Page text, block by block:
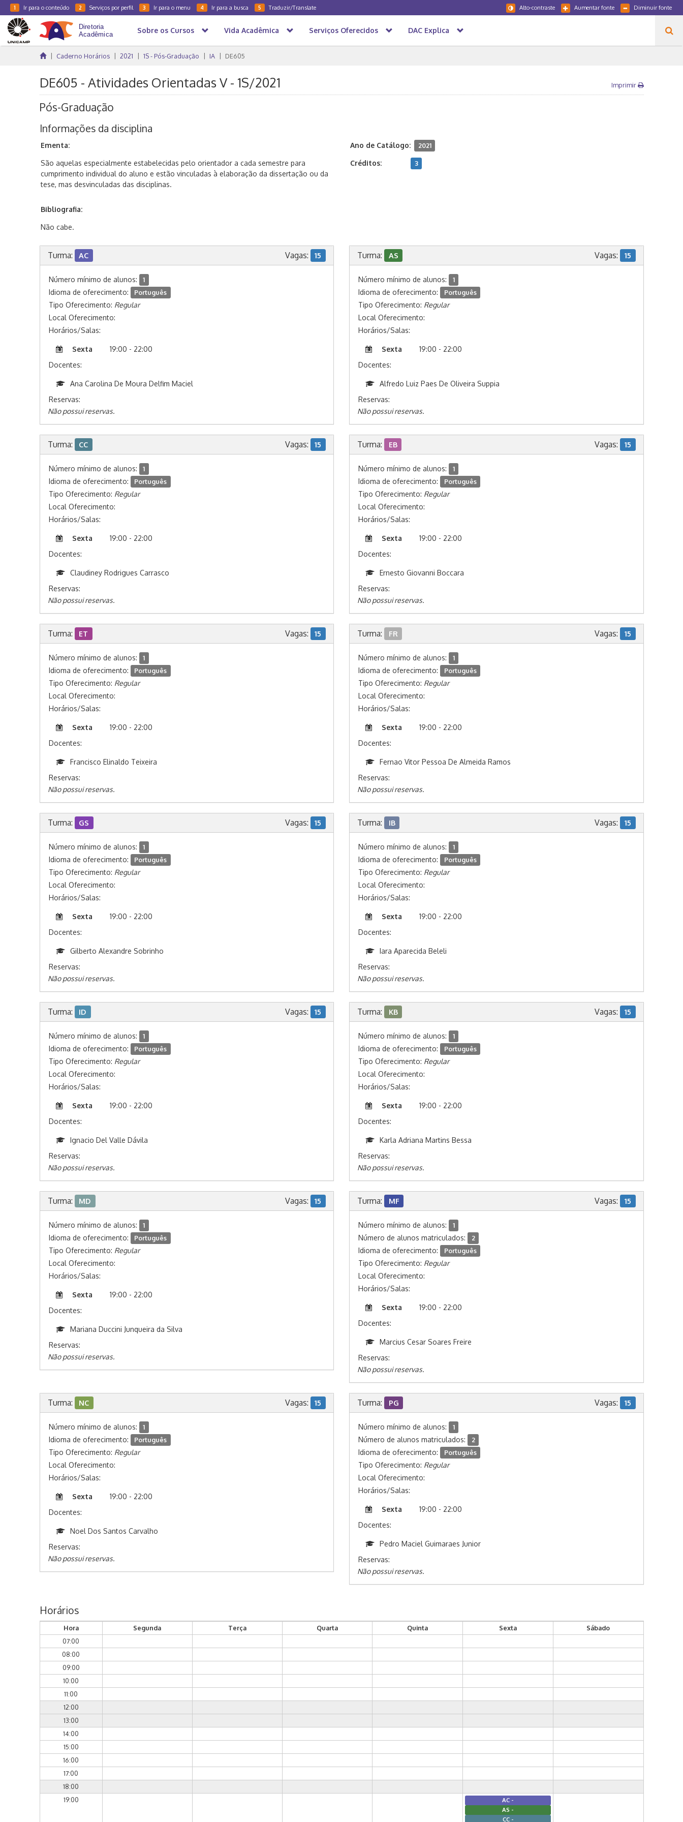
1 Ir para o conteúdo 2 Serviços por perfil 3 Ir para o menu 4 Ir para a busca 5 Traduzir/Translate Diminuir fonte
Aumentar fonte
Alto-contraste
Sobre os Cursos Vida Acadêmica Serviços Oferecidos DAC Explica
Caderno Horários 2021 1S - Pós-Graduação IA DE605
DE605 - Atividades Orientadas V - 1S/2021 Imprimir
Pós-Graduação
Informações da disciplina
Ementa:
São aquelas especialmente estabelecidas pelo orientador a cada semestre para
cumprimento individual do aluno e estão vinculadas à elaboração da dissertação ou da
tese, mas desvinculadas das disciplinas.
Bibliografia:
Não cabe.
Ano de Catálogo: 2021
Créditos: 3
Turma: AC Vagas: 15
Número mínimo de alunos: 1
Idioma de oferecimento: Português
Tipo Oferecimento: Regular
Local Oferecimento:
Horários/Salas:
Sexta
19:00 - 22:00
Docentes:
Ana Carolina De Moura Delfim Maciel
Reservas:
Não possui reservas.
Turma: AS Vagas: 15
Número mínimo de alunos: 1
Idioma de oferecimento: Português
Tipo Oferecimento: Regular
Local Oferecimento:
Horários/Salas:
Sexta
19:00 - 22:00
Docentes:
Alfredo Luiz Paes De Oliveira Suppia
Reservas:
Não possui reservas.
Turma: CC Vagas: 15
Número mínimo de alunos: 1
Idioma de oferecimento: Português
Tipo Oferecimento: Regular
Local Oferecimento:
Horários/Salas:
Sexta
19:00 - 22:00
Docentes:
Claudiney Rodrigues Carrasco
Reservas:
Não possui reservas.
Turma: EB Vagas: 15
Número mínimo de alunos: 1
Idioma de oferecimento: Português
Tipo Oferecimento: Regular
Local Oferecimento:
Horários/Salas:
Sexta
19:00 - 22:00
Docentes:
Ernesto Giovanni Boccara
Reservas:
Não possui reservas.
Turma: ET Vagas: 15
Número mínimo de alunos: 1
Idioma de oferecimento: Português
Tipo Oferecimento: Regular
Local Oferecimento:
Horários/Salas:
Sexta
19:00 - 22:00
Docentes:
Francisco Elinaldo Teixeira
Reservas:
Não possui reservas.
Turma: FR Vagas: 15
Número mínimo de alunos: 1
Idioma de oferecimento: Português
Tipo Oferecimento: Regular
Local Oferecimento:
Horários/Salas:
Sexta
19:00 - 22:00
Docentes:
Fernao Vitor Pessoa De Almeida Ramos
Reservas:
Não possui reservas.
Turma: GS Vagas: 15
Número mínimo de alunos: 1
Idioma de oferecimento: Português
Tipo Oferecimento: Regular
Local Oferecimento:
Horários/Salas:
Sexta
19:00 - 22:00
Docentes:
Gilberto Alexandre Sobrinho
Reservas:
Não possui reservas.
Turma: IB Vagas: 15
Número mínimo de alunos: 1
Idioma de oferecimento: Português
Tipo Oferecimento: Regular
Local Oferecimento:
Horários/Salas:
Sexta
19:00 - 22:00
Docentes:
Iara Aparecida Beleli
Reservas:
Não possui reservas.
Turma: ID Vagas: 15
Número mínimo de alunos: 1
Idioma de oferecimento: Português
Tipo Oferecimento: Regular
Local Oferecimento:
Horários/Salas:
Sexta
19:00 - 22:00
Docentes:
Ignacio Del Valle Dávila
Reservas:
Não possui reservas.
Turma: KB Vagas: 15
Número mínimo de alunos: 1
Idioma de oferecimento: Português
Tipo Oferecimento: Regular
Local Oferecimento:
Horários/Salas:
Sexta
19:00 - 22:00
Docentes:
Karla Adriana Martins Bessa
Reservas:
Não possui reservas.
Turma: MD Vagas: 15
Número mínimo de alunos: 1
Idioma de oferecimento: Português
Tipo Oferecimento: Regular
Local Oferecimento:
Horários/Salas:
Sexta
19:00 - 22:00
Docentes:
Mariana Duccini Junqueira da Silva
Reservas:
Não possui reservas.
Turma: MF Vagas: 15
Número mínimo de alunos: 1
Número de alunos matriculados: 2
Idioma de oferecimento: Português
Tipo Oferecimento: Regular
Local Oferecimento:
Horários/Salas:
Sexta
19:00 - 22:00
Docentes:
Marcius Cesar Soares Freire
Reservas:
Não possui reservas.
Turma: NC Vagas: 15
Número mínimo de alunos: 1
Idioma de oferecimento: Português
Tipo Oferecimento: Regular
Local Oferecimento:
Horários/Salas:
Sexta
19:00 - 22:00
Docentes:
Noel Dos Santos Carvalho
Reservas:
Não possui reservas.
Turma: PG Vagas: 15
Número mínimo de alunos: 1
Número de alunos matriculados: 2
Idioma de oferecimento: Português
Tipo Oferecimento: Regular
Local Oferecimento:
Horários/Salas:
Sexta
19:00 - 22:00
Docentes:
Pedro Maciel Guimaraes Junior
Reservas:
Não possui reservas.
Horários
Hora Segunda Terça Quarta Quinta Sexta
Sábado
07:00
08:00
09:00
10:00
11:00
12:00
13:00
14:00
15:00
16:00
17:00
18:00
19:00
AC -
AS -
CC -